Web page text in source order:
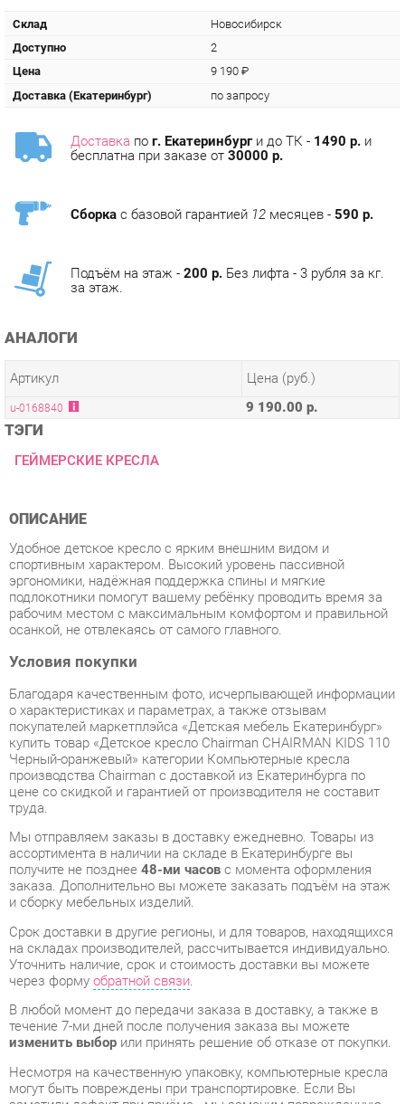
бесплатна при заказе от30000 р.
Сборкас базовой гарантией12месяцев - 590 р.
Подъём на этаж -200 р.Без лифта - 3 рубля за кг.
за этаж.
АНАЛОГИ
u-0168840
ТЭГИ
ГЕЙМЕРСКИЕ КРЕСЛА
подлокотники помогут вашему ребёнку проводить время за
осанкой, не отвлекаясь от самого главного.
Условия покупки
Благодаря качественным фото, исчерпывающей информации
о характеристиках и параметрах, а также отзывам
купить товар «Детское кресло Chairman CHAIRMAN KIDS 110
Черный-оранжевый» категории Компьютерные кресла
производства Chairman с доставкой из Екатеринбурга по
цене со скидкой и гарантией от производителя не составит
труда.
Мы отправляем заказы в доставку ежедневно. Товары из
ассортимента в наличии на складе в Екатеринбурге вы
получите не позднее48-ми часовс момента оформления
заказа. Дополнительно вы можете заказать подъём на этаж
и сборку мебельных изделий.
Срок доставки в другие регионы, и для товаров, находящихся
на складах производителей, рассчитывается индивидуально.
Уточнить наличие, срок и стоимость доставки вы можете
через формуобратной связи.
течение 7-ми дней после получения заказа вы можете
изменить выборили принять решение об отказе от покупки.
Несмотря на качественную упаковку, компьютерные кресла
могут быть повреждены при транспортировке. Если Вы
заметили дефект при приёме - мы заменим поврежденную
деталь.Повторная доставкатовара -бесплатна.
На всю мебель категории Компьютерные кресла
распространяется гарантия 1 год, а на некоторые модели – 2
года с момента приобретения.